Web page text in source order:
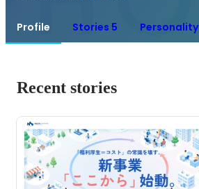
Profile Stories 5 Personality
Recent stories